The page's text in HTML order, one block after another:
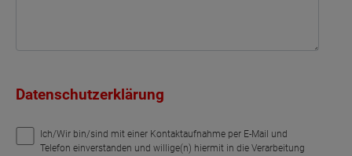
Datenschutzerklärung
Ich/Wir bin/sind mit einer Kontaktaufnahme per E-Mail und
Telefon einverstanden und willige(n) hiermit in die Verarbeitung